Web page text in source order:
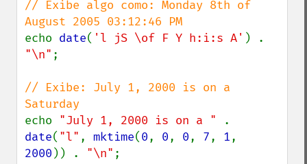
// Exibe algo como: Monday 8th of
echo date( 'l jS \of F Y h:i:s A'
"\n" ;
// Exibe: July 1, 2000 is on a
echo "July 1, 2000 is on a "
date( "l" , mktime(0, 0, 0, 7, 1
2000 )) . "\n" ;